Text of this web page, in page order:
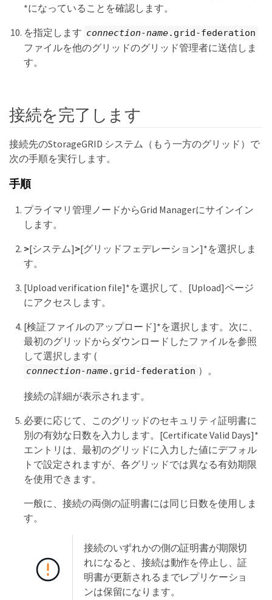
*になっていることを確認します。
を指定します connection-name.grid-federation
ファイルを他のグリッドのグリッド管理者に送信しま
す。
接続を完了します
接続先のStorageGRID システム（もう一方のグリッド）で
次の手順を実行します。
手順
プライマリ管理ノードからGrid Managerにサインイン
します。
>[システム]>[グリッドフェデレーション]*を選択しま
す。
[Upload verification file]*を選択して、[Upload]ページ
にアクセスします。
[検証ファイルのアップロード]*を選択します。次に、
最初のグリッドからダウンロードしたファイルを参照
して選択します (
connection-name.grid-federation ）。
接続の詳細が表示されます。
必要に応じて、このグリッドのセキュリティ証明書に
別の有効な日数を入力します。[Certificate Valid Days]*
エントリは、最初のグリッドに入力した値にデフォル
トで設定されますが、各グリッドでは異なる有効期限
を使用できます。
一般に、接続の両側の証明書には同じ日数を使用しま
す。
接続のいずれかの側の証明書が期限切
れになると、接続は動作を停止し、証
明書が更新されるまでレプリケーショ
ンは保留になります。